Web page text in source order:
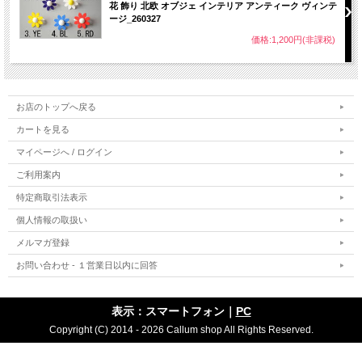
花 飾り 北欧 オブジェ インテリア アンティーク ヴィンテ
ージ_260327
価格:1,200円(非課税)
お店のトップへ戻る
カートを見る
マイページへ / ログイン
ご利用案内
特定商取引法表示
個人情報の取扱い
メルマガ登録
お問い合わせ - １営業日以内に回答
表示：スマートフォン｜ PC
Copyright (C) 2014 - 2026 Callum shop All Rights Reserved.